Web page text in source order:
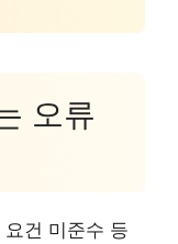
오류
건 미준수 등